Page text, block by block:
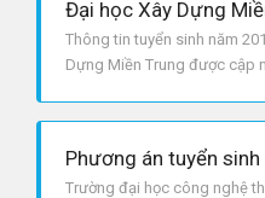
Thông tin tuyển sinh năm
Dựng Miền Trung được cập
Trường đại học công nghệ